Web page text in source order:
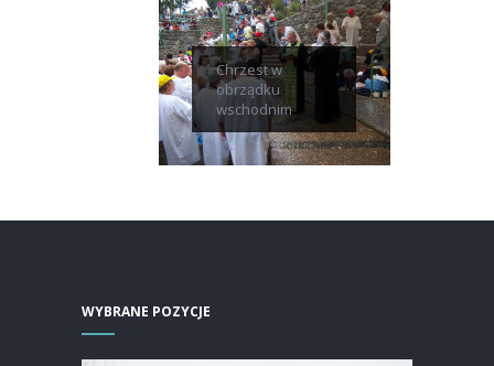
Chrzest w
obrządku
wschodnim
WYBRANE POZYCJE